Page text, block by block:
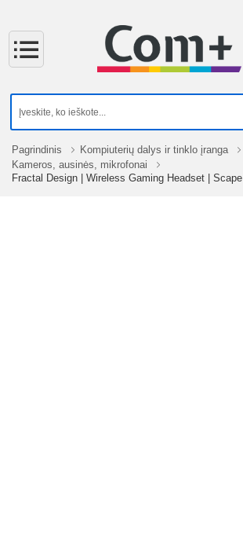
Pagrindinis
Kompiuterių dalys ir tinklo įranga
Kameros, ausinės, mikrofonai
Fractal Design | Wireless Gaming Headset | Scape